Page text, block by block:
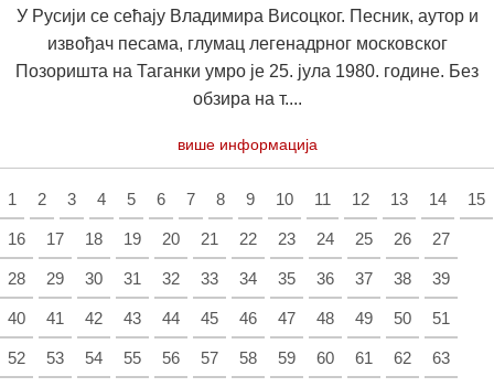
У Русији се сећају Владимира Висоцког. Песник, аутор и
извођач песама, глумац легенадрног московског
Позоришта на Таганки умро је 25. јула 1980. године. Без
обзира на т....
више информација
1 2 3 4 5 6 7 8 9 10 11 12 13 14 15
16 17 18 19 20 21 22 23 24 25 26 27
28 29 30 31 32 33 34 35 36 37 38 39
40 41 42 43 44 45 46 47 48 49 50 51
52 53 54 55 56 57 58 59 60 61 62 63